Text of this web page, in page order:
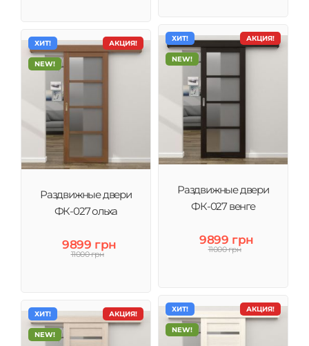
АКЦИЯ!
ХИТ!
NEW!
Раздвижные двери
ФК-027 венге
9899 грн
11000 грн
АКЦИЯ!
ХИТ!
NEW!
Раздвижные двери
ФК-027 ольха
9899 грн
11000 грн
АКЦИЯ!
ХИТ!
NEW!
АКЦИЯ!
ХИТ!
NEW!